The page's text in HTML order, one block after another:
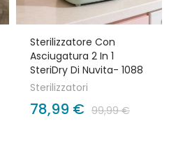
Sterilizzatore Con
Asciugatura 2 In 1
SteriDry Di Nuvita- 1088
Sterilizzatori
78,99 € 99,99 €